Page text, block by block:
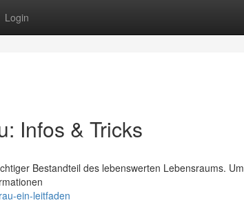
Login
Infos & Tricks
Bestandteil des lebenswerten Lebensraums. Um
ein-leitfaden